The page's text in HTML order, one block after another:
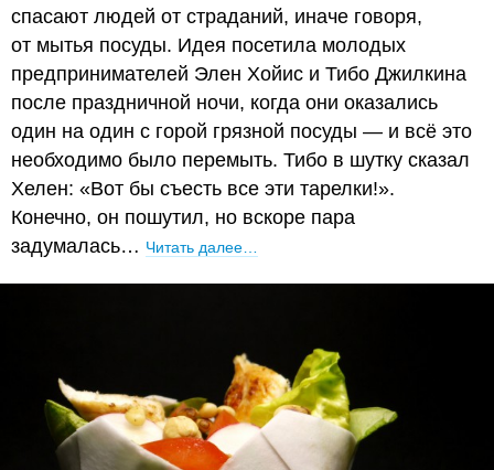
спасают людей от страданий, иначе говоря,
от мытья посуды. Идея посетила молодых
предпринимателей Элен Хойис и Тибо Джилкина
после праздничной ночи, когда они оказались
один на один с горой грязной посуды — и всё это
необходимо было перемыть. Тибо в шутку сказал
Хелен: «Вот бы съесть все эти тарелки!».
Конечно, он пошутил, но вскоре пара
задумалась… Читать далее…